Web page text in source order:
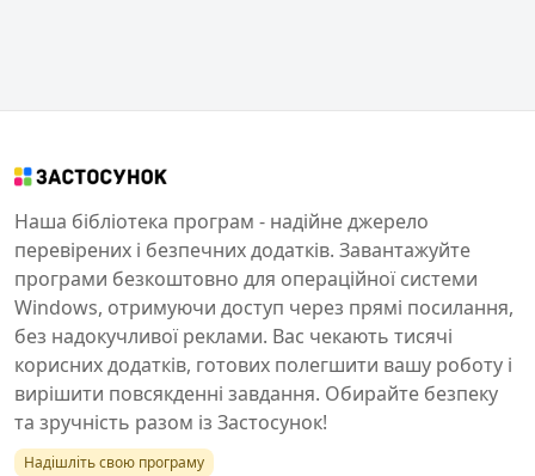
Наша бібліотека програм - надійне джерело
перевірених і безпечних додатків. Завантажуйте
програми безкоштовно для операційної системи
Windows, отримуючи доступ через прямі посилання,
без надокучливої реклами. Вас чекають тисячі
корисних додатків, готових полегшити вашу роботу і
вирішити повсякденні завдання. Обирайте безпеку
та зручність разом із Застосунок!
Надішліть свою програму